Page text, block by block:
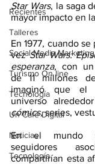
Recientes
Talleres
Social Media Marketing
Turismo On line
Tecnología
Un Café Digital
Noticias
Tecnología
Star Wars, la saga
mayor impacto en
En 1977, cuando
vez Star Wars:
esperanza, con un
de 11 millones
imaginó que el
cómics
En el mundo
seguidores
compartirían esta